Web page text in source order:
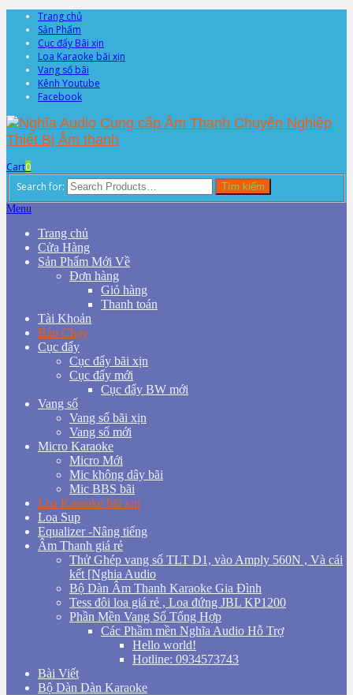
Trang chủ
Sản Phẩm
Cục đẩy Bãi xịn
Loa Karaoke bãi xịn
Vang số bãi
Kênh Youtube
Facebook
Cart0
Search for:
Tìm kiếm
Menu
Trang chủ
Cửa Hàng
Sản Phẩm Mới Về
Đơn hàng
Giỏ hàng
Thanh toán
Tài Khoản
Bán Chạy
Cục đẩy
Cục đẩy bãi xịn
Cục đẩy mới
Cục đẩy BW mới
Vang số
Vang số bãi xịn
Vang số mới
Micro Karaoke
Micro Mới
Mic không dây bãi
Mic BBS bãi
Loa Karaoke bãi xịn
Loa Sup
Equalizer -Nâng tiếng
Âm Thanh giá rẻ
Thử Ghép vang số TLT D1, vào Amply 560N , Và cái
kết [Nghia Audio
Bộ Dàn Âm Thanh Karaoke Gia Đình
Tess đôi loa giá rẻ , Loa đứng JBL KP1200
Phần Mền Vang Số Tổng Hợp
Các Phầm mền Nghĩa Audio Hỗ Trợ
Hello world!
Hotline: 0934573743
Bài Viết
Bộ Dàn Dàn Karaoke